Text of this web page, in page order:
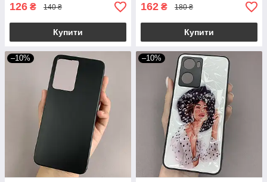
126 ₴ 140 ₴
Купити
162 ₴ 180 ₴
Купити
–10% –10%